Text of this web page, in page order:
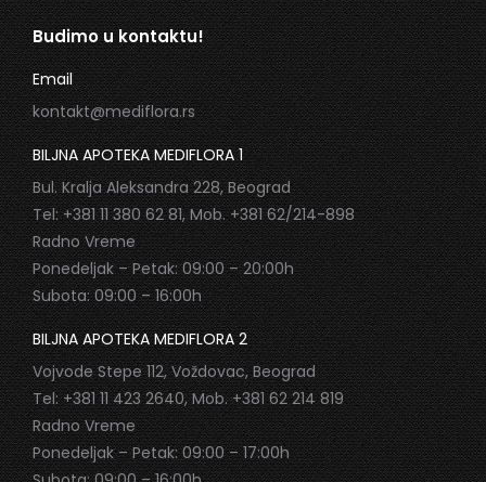
Budimo u kontaktu!
Email
kontakt@mediflora.rs
BILJNA APOTEKA MEDIFLORA 1
Bul. Kralja Aleksandra 228, Beograd
Tel: +381 11 380 62 81, Mob. +381 62/214-898
Radno Vreme
Ponedeljak – Petak: 09:00 – 20:00h
Subota: 09:00 – 16:00h
BILJNA APOTEKA MEDIFLORA 2
Vojvode Stepe 112, Voždovac, Beograd
Tel: +381 11 423 2640, Mob. +381 62 214 819
Radno Vreme
Ponedeljak – Petak: 09:00 – 17:00h